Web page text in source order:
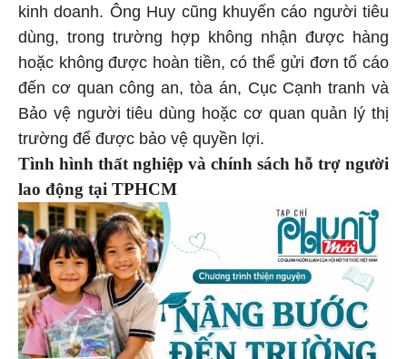
kinh doanh. Ông Huy cũng khuyến cáo người tiêu
dùng, trong trường hợp không nhận được hàng
hoặc không được hoàn tiền, có thể gửi đơn tố cáo
đến cơ quan công an, tòa án, Cục Cạnh tranh và
Bảo vệ người tiêu dùng hoặc cơ quan quản lý thị
trường để được bảo vệ quyền lợi.
Tình hình thất nghiệp và chính sách hỗ trợ người
lao động tại TPHCM